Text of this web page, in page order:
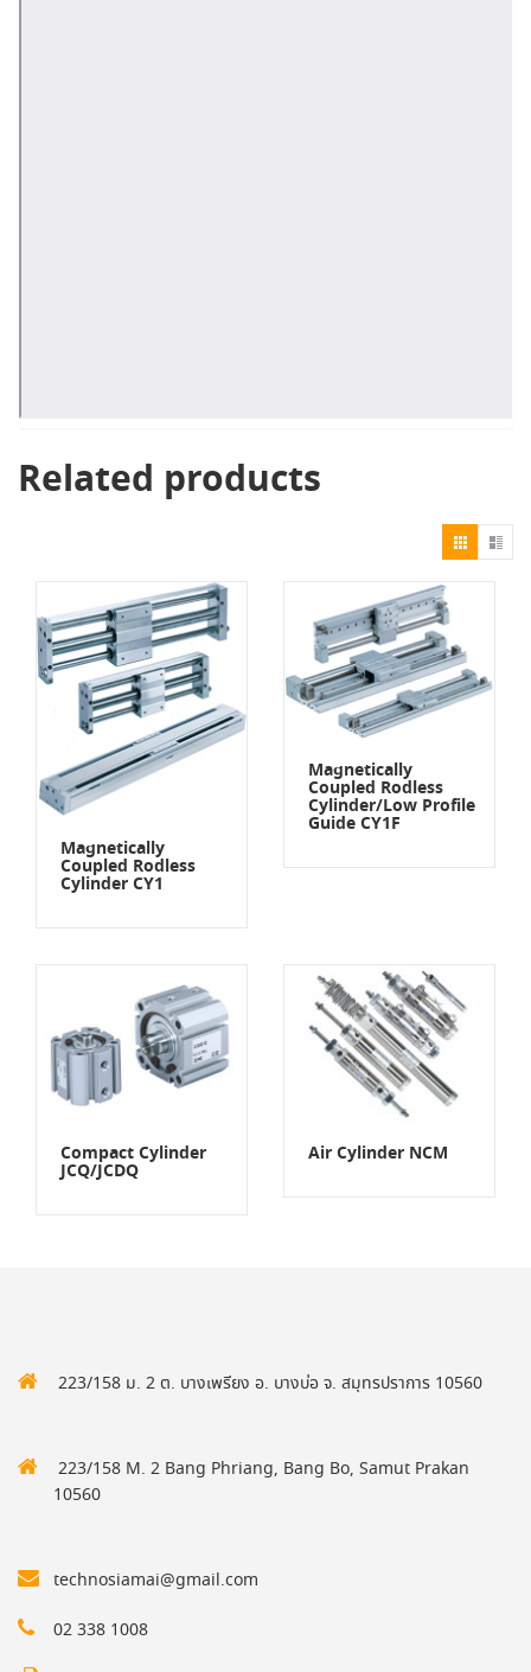
Related products
Magnetically
Coupled Rodless
Cylinder CY1
Magnetically
Coupled Rodless
Cylinder/Low Profile
Guide CY1F
Compact Cylinder
JCQ/JCDQ
Air Cylinder NCM
223/158 ม. 2 ต. บางเพรียง อ. บางบ่อ จ. สมุทรปราการ 10560
223/158 M. 2 Bang Phriang, Bang Bo, Samut Prakan
10560
technosiamai@gmail.com
02 338 1008